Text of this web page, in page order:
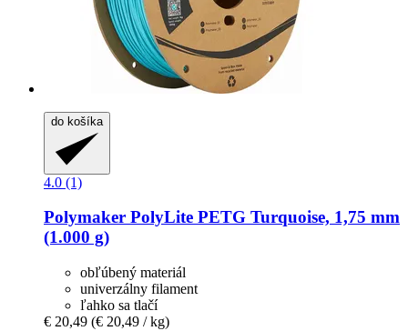
do košíka
4.0 (1)
Polymaker PolyLite PETG Turquoise, 1,75 mm
(1.000 g)
obľúbený materiál
univerzálny filament
ľahko sa tlačí
€ 20,49 (€ 20,49 / kg)